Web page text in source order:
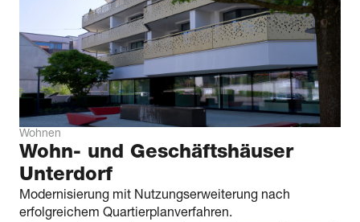
Wohnen
Wohn- und Geschäfts­häuser
Unterdorf
Modernisierung mit Nutzungserweiterung nach
erfolgreichem Quartierplanverfahren.